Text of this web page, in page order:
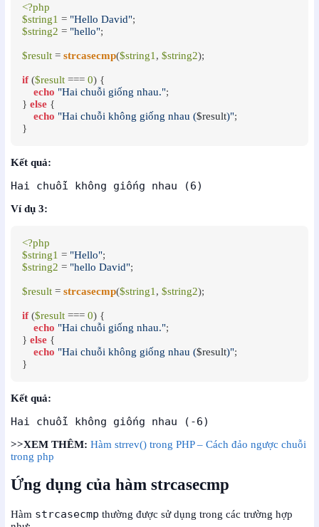
<?php
$string1 = "Hello David"
$string2 = "hello";
$result = strcasecmp($string1 , $string2);
if ($result === 0) {
echo "Hai chuỗi giống nhau.";
} else {
echo "Hai chuỗi không giống nhau ($result)";
}
Kết quả:
Hai chuỗi không giống nhau (6)
Ví dụ 3:
<?php
$string1 = "Hello"
$string2 = "hello David";
$result = strcasecmp($string1 , $string2);
if ($result === 0) {
echo "Hai chuỗi giống nhau.";
} else {
echo "Hai chuỗi không giống nhau ($result)";
}
Kết quả:
Hai chuỗi không giống nhau (-6)
>>XEM THÊM: Hàm strrev() trong PHP – Cách đảo ngược chuỗi
trong php
Ứng dụng của hàm strcasecmp
Hàm strcasecmp thường được sử dụng trong các trường hợp